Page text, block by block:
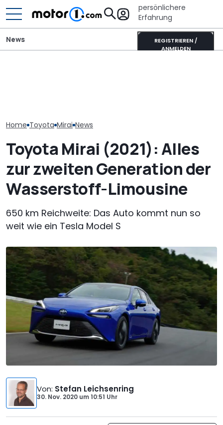
persönlichere
Erfahrung
REGISTRIEREN /
ANMELDEN
News
Home Toyota Mirai News
Toyota Mirai (2021): Alles
zur zweiten Generation der
Wasserstoff-Limousine
650 km Reichweite: Das Auto kommt nun so
weit wie ein Tesla Model S
Von: Stefan Leichsenring
30. Nov. 2020 um10:51 Uhr